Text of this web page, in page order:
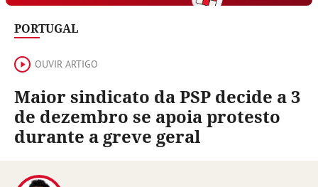
PORTUGAL
OUVIR ARTIGO
Maior sindicato da PSP decide a 3
de dezembro se apoia protesto
durante a greve geral